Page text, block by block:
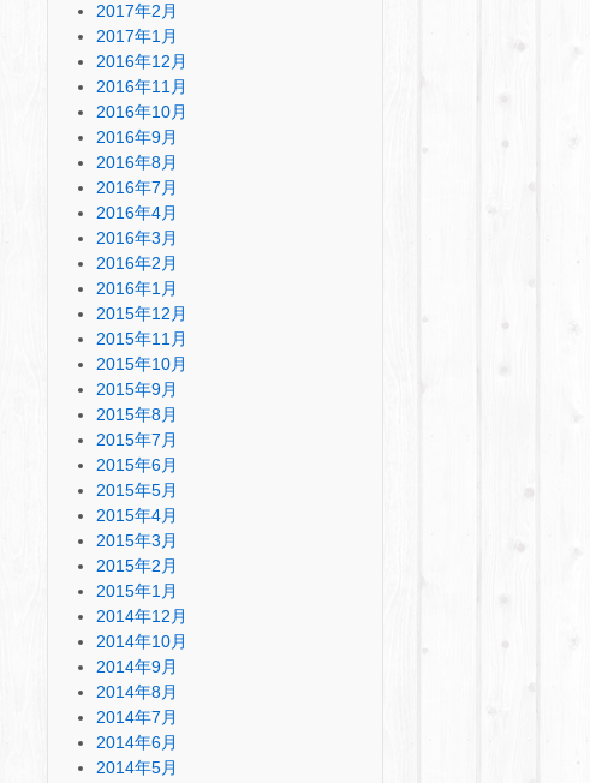
2017年2月
2017年1月
2016年12月
2016年11月
2016年10月
2016年9月
2016年8月
2016年7月
2016年4月
2016年3月
2016年2月
2016年1月
2015年12月
2015年11月
2015年10月
2015年9月
2015年8月
2015年7月
2015年6月
2015年5月
2015年4月
2015年3月
2015年2月
2015年1月
2014年12月
2014年10月
2014年9月
2014年8月
2014年7月
2014年6月
2014年5月